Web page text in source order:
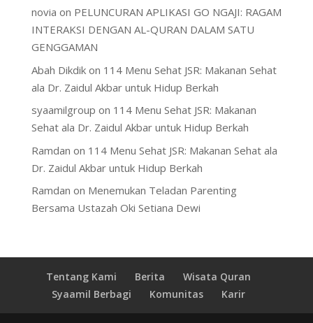
novia on PELUNCURAN APLIKASI GO NGAJI: RAGAM
INTERAKSI DENGAN AL-QURAN DALAM SATU
GENGGAMAN
Abah Dikdikon 114 Menu Sehat JSR: Makanan Sehat
ala Dr. Zaidul Akbar untuk Hidup Berkah
syaamilgroup on 114 Menu Sehat JSR: Makanan
Sehat ala Dr. Zaidul Akbar untuk Hidup Berkah
Ramdan on 114 Menu Sehat JSR: Makanan Sehat ala
Dr. Zaidul Akbar untuk Hidup Berkah
Ramdan on Menemukan Teladan Parenting
Bersama Ustazah Oki Setiana Dewi
Tentang Kami Berita
Wisata Quran
Syaamil Berbagi
Komunitas Karir